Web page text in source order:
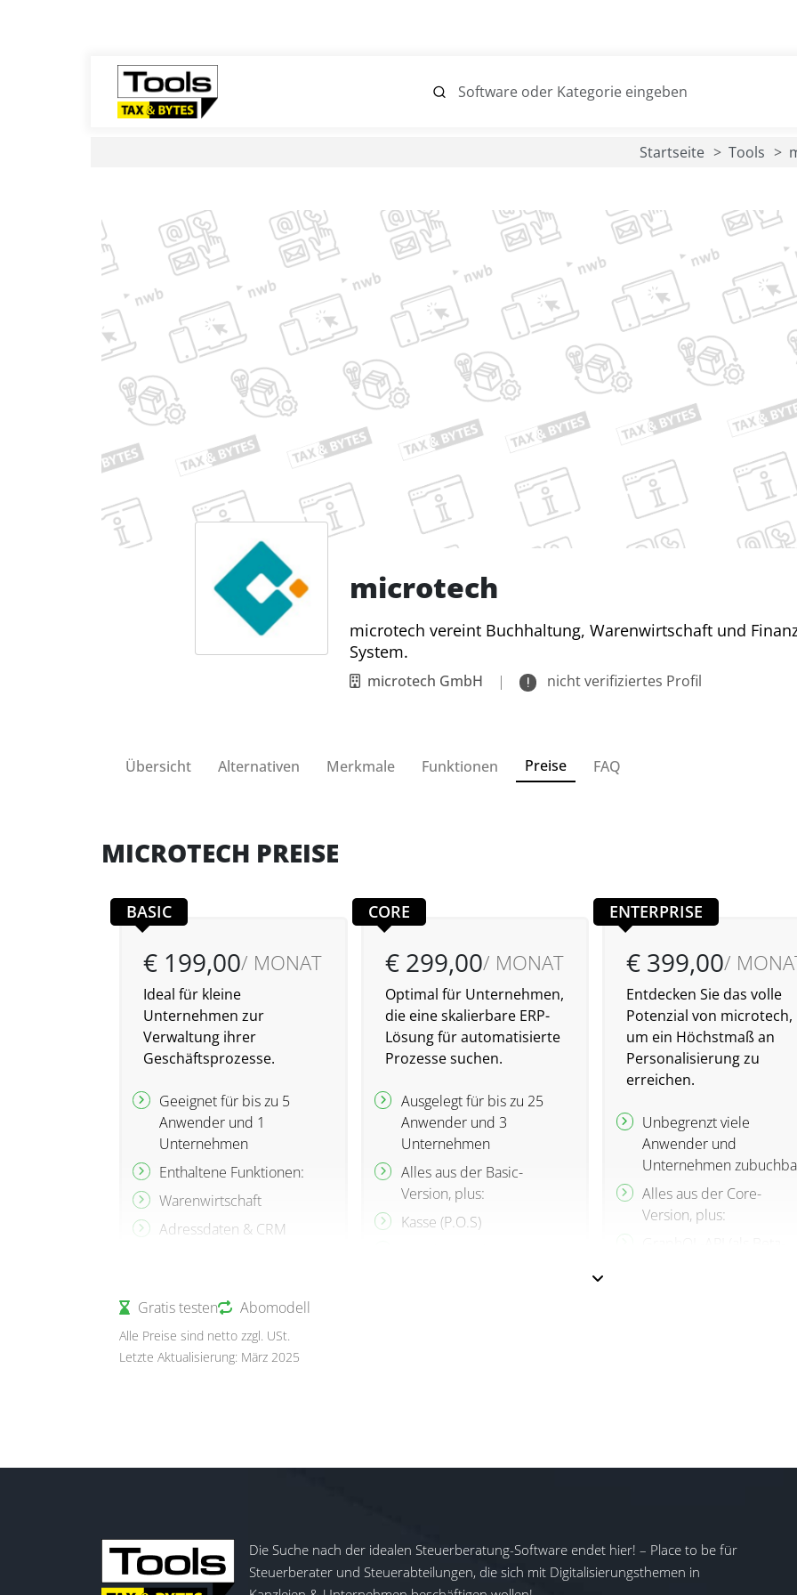
Startseite Tools
microtech
microtech vereint Buchhaltung, Warenwirtschaft und
System.
microtech GmbH | nicht verifiziertes Profil
Übersicht Alternativen Merkmale Funktionen Preise FAQ
MICROTECH PREISE
BASIC
€ 199,00/ MONAT
Ideal für kleine
Unternehmen zur
Verwaltung ihrer
Geschäftsprozesse.
Geeignet für bis zu 5
Anwender und 1
Unternehmen
Enthaltene Funktionen:
Warenwirtschaft
Adressdaten & CRM
Individuelle Prozesse
gestaltbar
Zahlungsverkehr
diverse weitere Pakte/
CORE
€ 299,00/ MONAT
Optimal für Unternehmen,
die eine skalierbare ERP-
Lösung für automatisierte
Prozesse suchen.
Ausgelegt für bis zu 25
Anwender und 3
Unternehmen
Alles aus der Basic-
Version, plus:
Kasse (P.O.S)
ENTERPRISE
€ 399,00/
Entdecken Sie das volle
Potenzial von microtech,
um ein Höchstmaß an
Personalisierung zu
erreichen.
Unbegrenzt viele
Anwender und
Unternehmen
Alles aus der Core-
Version, plus:
Gratis testen Abomodell
Alle Preise sind netto zzgl. USt.
Letzte Aktualisierung: März 2025
Die Suche nach der idealen Steuerberatung-Software endet hier! – Place to be für
Steuerberater und Steuerabteilungen, die sich mit Digitalisierungsthemen in